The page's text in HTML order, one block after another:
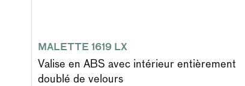
MALETTE 1619 LX
Valise en ABS avec intérieur entièrement
doublé de velours